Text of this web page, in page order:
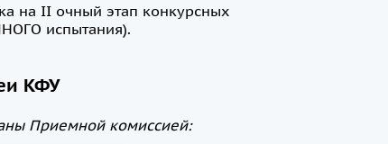
на II очный этап конкурсных
испытания).
КФУ
Приемной комиссией: